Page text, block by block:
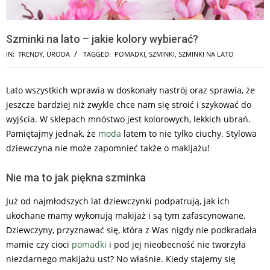
Szminki na lato – jakie kolory wybierać?
IN: TRENDY, URODA TAGGED: POMADKI, SZMINKI, SZMINKI NA LATO
Lato wszystkich wprawia w doskonały nastrój oraz sprawia, że
jeszcze bardziej niż zwykle chce nam się stroić i szykować do
wyjścia. W sklepach mnóstwo jest kolorowych, lekkich ubrań.
Pamiętajmy jednak, że moda latem to nie tylko ciuchy. Stylowa
dziewczyna nie może zapomnieć także o makijażu!
Nie ma to jak piękna szminka
Już od najmłodszych lat dziewczynki podpatrują, jak ich
ukochane mamy wykonują makijaż i są tym zafascynowane.
Dziewczyny, przyznawać się, która z Was nigdy nie podkradała
mamie czy cioci pomadki i pod jej nieobecność nie tworzyła
niezdarnego makijażu ust? No właśnie. Kiedy stajemy się